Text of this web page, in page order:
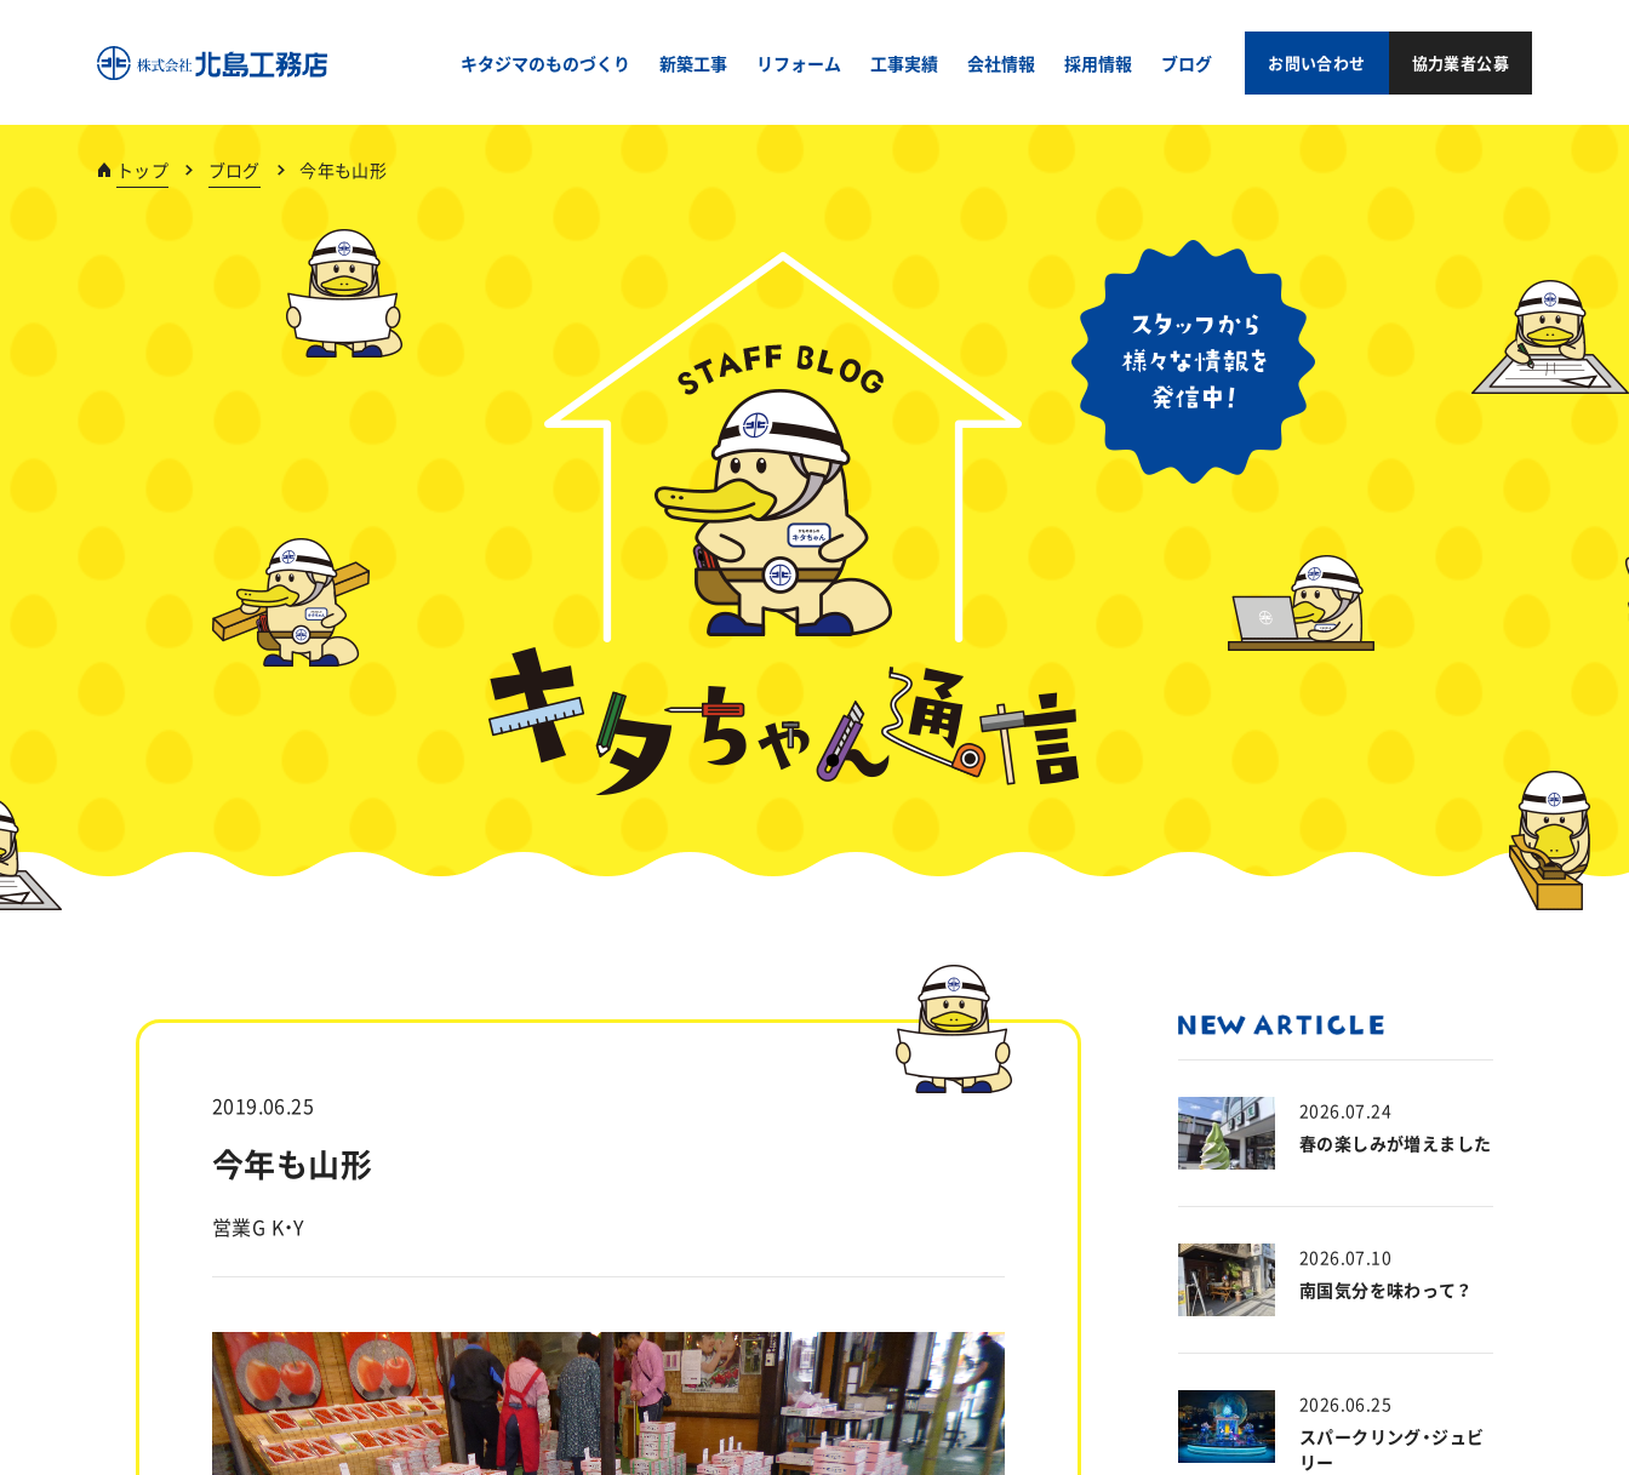
キタジマのものづくり 新築工事 リフォーム 工事実績 会社情報 採用情報 ブログ お問い合わせ 協力業者公募
トップ ブログ 今年も山形
2019.06.25
今年も山形
営業G K・Y
2026.07.24
春の楽しみが増えました
2026.07.10
南国気分を味わって？
2026.06.25
スパークリング・ジュビ
リー